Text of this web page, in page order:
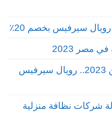
سيرفيس بخصم 20٪
2023
أسعار مكتب رعاية المسنين 2023.. رويال سيرفيس
شركات نظافة منزلية